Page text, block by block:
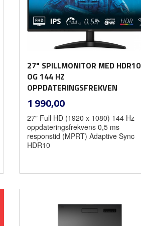
27" SPILLMONITOR MED HDR10
OG 144 HZ
OPPDATERINGSFREKVEN
Pris
1 990,00mva.
27" Full HD (1920 x 1080) 144 Hz
oppdateringsfrekvens 0,5 ms
responstid (MPRT) Adaptive Sync
HDR10